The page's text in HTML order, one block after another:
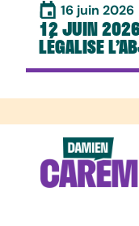
16 juin 2026
12 JUIN
LÉGALISE